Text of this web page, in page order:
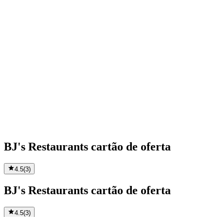
BJ's Restaurants cartão de oferta
4.5(3)
BJ's Restaurants cartão de oferta
4.5(3)